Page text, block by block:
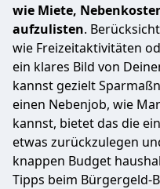
wie Miete,
aufzulisten.
wie Freizeitaktivitäten
ein klares Bild von
kannst gezielt
einen Nebenjob, wie
kannst, bietet das die
etwas zurückzulegen
knappen Budget
Tipps beim Bürgergeld-